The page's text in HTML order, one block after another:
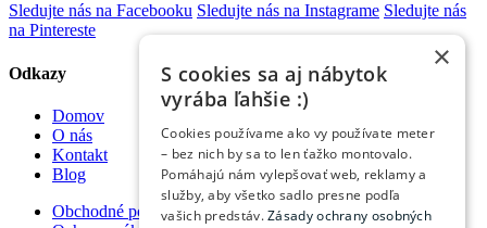
Sledujte nás na Facebooku Sledujte nás na Instagrame Sledujte nás
na Pintereste
Odkazy
Domov
O nás
Kontakt
Blog
Obchodné podmienky
×
S cookies sa aj nábytok
vyrába ľahšie :)
Cookies používame ako vy používate meter
– bez nich by sa to len ťažko montovalo.
Pomáhajú nám vylepšovať web, reklamy a
služby, aby všetko sadlo presne podľa
vašich predstáv.Zásady ochrany osobných